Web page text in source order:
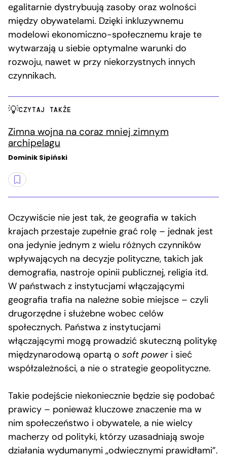
egalitarnie dystrybuują zasoby oraz wolności
między obywatelami. Dzięki inkluzywnemu
modelowi ekonomiczno-społecznemu kraje te
wytwarzają u siebie optymalne warunki do
rozwoju, nawet w przy niekorzystnych innych
czynnikach.
CZYTAJ TAKŻE
Zimna wojna na coraz mniej zimnym
archipelagu
Dominik Sipiński
Oczywiście nie jest tak, że geografia w takich
krajach przestaje zupełnie grać rolę – jednak jest
ona jedynie jednym z wielu różnych czynników
wpływających na decyzje polityczne, takich jak
demografia, nastroje opinii publicznej, religia itd.
W państwach z instytucjami włączającymi
geografia trafia na należne sobie miejsce – czyli
drugorzędne i służebne wobec celów
społecznych. Państwa z instytucjami
włączającymi mogą prowadzić skuteczną politykę
międzynarodową opartą o soft power i sieć
współzależności, a nie o strategie geopolityczne.
Takie podejście niekoniecznie będzie się podobać
prawicy – ponieważ kluczowe znaczenie ma w
nim społeczeństwo i obywatele, a nie wielcy
macherzy od polityki, którzy uzasadniają swoje
działania wydumanymi „odwiecznymi prawidłami”.